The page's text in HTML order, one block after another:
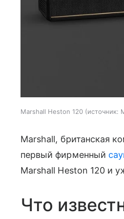
Marshall Heston 120 источник:
Marshall, британская
первый фирменный
Marshall Heston 120 и
Что